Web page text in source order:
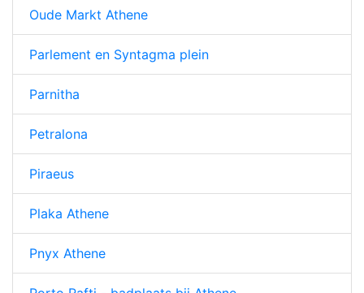
Oude Markt Athene
Parlement en Syntagma plein
Parnitha
Petralona
Piraeus
Plaka Athene
Pnyx Athene